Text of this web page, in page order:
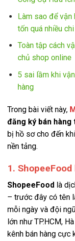
Làm sao để vận
tốn quá nhiều
Toàn tập cách
chủ shop online
5 sai lầm khi
hàng
Trong bài viết này,
đăng ký bán
bị hồ sơ cho đến
nền tảng.
1. ShopeeFood
ShopeeFood là
– trước đây có tên
mỗi ngày và đội
lớn như TP.HCM,
kênh bán hàng cực